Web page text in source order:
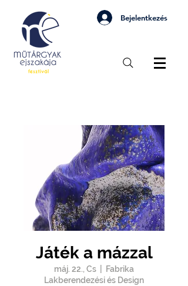
Bejelentkezés
Játék a mázzal
máj. 22., Cs
Fabrika
Lakberendezési és Design